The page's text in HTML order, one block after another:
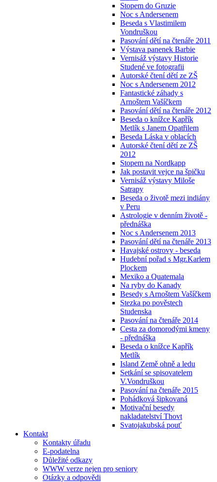
Stopem do Gruzie
Noc s Andersenem
Beseda s Vlastimilem
Vondruškou
Pasování dětí na čtenáře 2011
Výstava panenek Barbie
Vernisáž výstavy Historie
Studené ve fotografii
Autorské čtení dětí ze ZŠ
Noc s Andersenem 2012
Fantastické záhady s
Arnoštem Vašíčkem
Pasování dětí na čtenáře 2012
Beseda o knížce Kapřík
Metlík s Janem Opatřilem
Beseda Láska v oblacích
Autorské čtení dětí ze ZŠ
2012
Stopem na Nordkapp
Jak postavit vejce na špičku
Vernisáž výstavy Miloše
Satrapy
Beseda o životě mezi indiány
v Peru
Astrologie v denním životě -
přednáška
Noc s Andersenem 2013
Pasování dětí na čtenáře 2013
Havajské ostrovy - beseda
Hudební pořad s Mgr.Karlem
Plockem
Mexiko a Quatemala
Na ryby do Kanady
Besedy s Arnoštem Vašíčkem
Stezka po pověstech
Studenska
Pasování na čtenáře 2014
Cesta za domorodými kmeny
- přednáška
Beseda o knížce Kapřík
Metlík
Island Země ohně a ledu
Setkání se spisovatelem
V.Vondruškou
Pasování na čtenáře 2015
Pohádková šipkovaná
Motivační besedy
nakladatelství Thovt
Svatojakubská pouť
Kontakt
Kontakty úřadu
E-podatelna
Důležité odkazy
WWW verze nejen pro seniory
Otázky a odpovědi